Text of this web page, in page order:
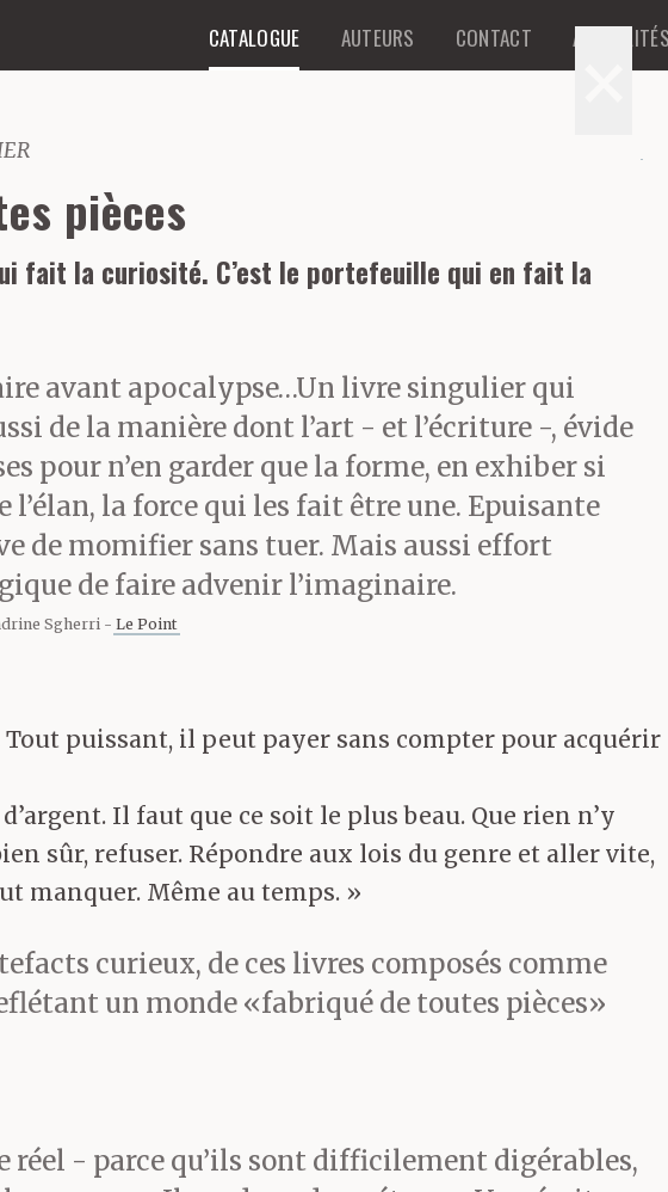
CATALOGUE AUTEURS CONTACT
pièces
fait la curiosité. C’est le portefeuille qui en fait la
avant apocalypse…Un livre singulier qui
de la manière dont l’art - et l’écriture -, évide
pour n’en garder que la forme, en exhiber si
l’élan, la force qui les fait être une. Epuisante
de momifier sans tuer. Mais aussi effort
de faire advenir l’imaginaire.
Sgherri Le Point
puissant, il peut payer sans compter pour acquérir
Il faut que ce soit le plus beau. Que rien n’y
sûr, refuser. Répondre aux lois du genre et aller vite,
manquer. Même au temps. »
curieux, de ces livres composés comme
un monde «fabriqué de toutes pièces»
réel - parce qu’ils sont difficilement digérables,